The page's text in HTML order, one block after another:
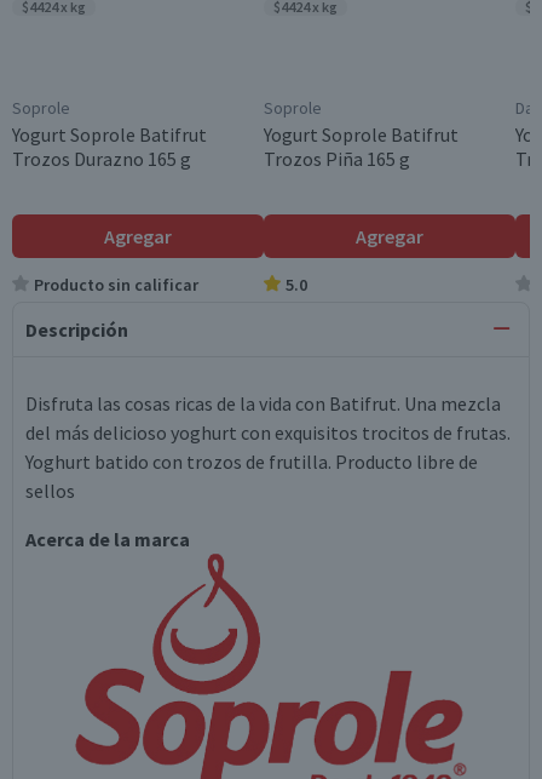
$4424 x kg
Soprole
Yogurt Soprole Batifrut
Trozos Durazno 165 g
Agregar
Producto sin calificar
$4424 x kg
Soprole
Yogurt Soprole Batifrut
Trozos Piña 165 g
Agregar
5.0
Descripción
Disfruta las cosas ricas de la vida con Batifrut. Una mezcla
del más delicioso yoghurt con exquisitos trocitos de frutas.
Yoghurt batido con trozos de frutilla. Producto libre de
sellos
Acerca de la marca